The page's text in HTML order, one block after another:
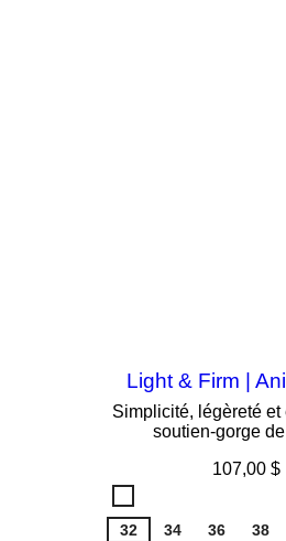
Light & Firm |
Simplicité, légèreté et
soutien-gorge
Prix
107,00 $
001
32
34 36 38